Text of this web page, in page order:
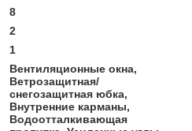
8
2
1
Вентиляционные окна,
Ветрозащитная/
снегозащитная юбка,
Внутренние карманы,
Водоотталкивающая